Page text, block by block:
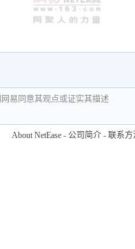
易同意其观点或证实其描述
About NetEase - 公司简介 - 联系方